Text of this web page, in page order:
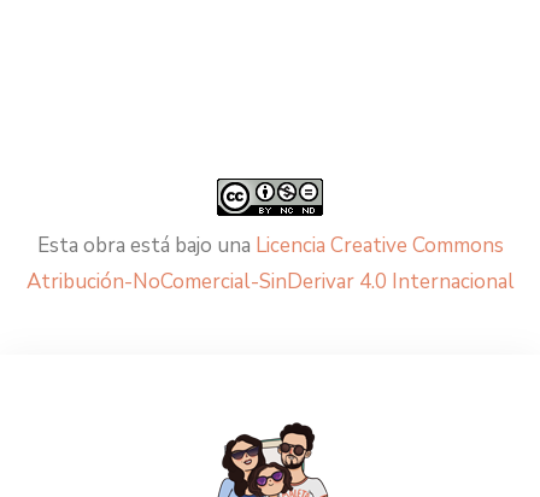
Esta obra está bajo una Licencia Creative Commons
Atribución-NoComercial-SinDerivar 4.0 Internacional